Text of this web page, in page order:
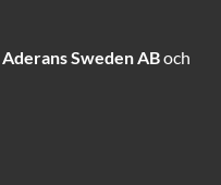
Aderans Sweden ABoch